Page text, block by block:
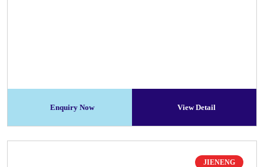
Enquiry Now View Detail
JIENENG